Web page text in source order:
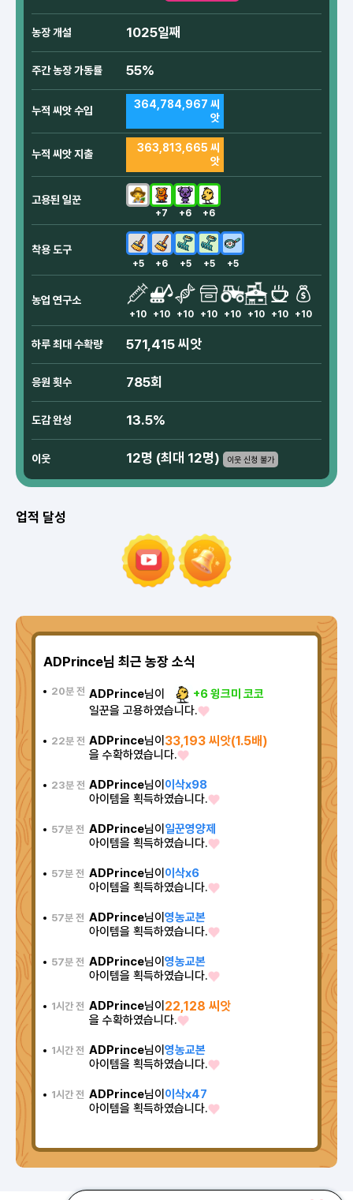
농장 개설 1025일째
주간 농장 가동률 55%
누적 씨앗 수입
364,784,967 씨
앗
누적 씨앗 지출
363,813,665 씨
앗
고용된 일꾼
+7 +6 +6
착용 도구
+5 +6 +5 +5 +5
농업 연구소
+10 +10 +10 +10 +10 +10 +10 +10
하루 최대 수확량 571,415 씨앗
응원 횟수 785회
도감 완성 13.5%
이웃 12명 (최대 12명) 이웃 신청 불가
업적 달성
ADPrince님 최근 농장 소식
20분 전 ADPrince님이
+6 윙크미 코코
일꾼을 고용하였습니다.
22분 전 ADPrince님이 33,193 씨앗(1.5배)
을 수확하였습니다.
23분 전 ADPrince님이 이삭x98
아이템을 획득하였습니다.
57분 전 ADPrince님이 일꾼영양제
아이템을 획득하였습니다.
57분 전 ADPrince님이 이삭x6
아이템을 획득하였습니다.
57분 전 ADPrince님이 영농교본
아이템을 획득하였습니다.
57분 전 ADPrince님이 영농교본
아이템을 획득하였습니다.
1시간 전 ADPrince님이 22,128 씨앗
을 수확하였습니다.
1시간 전 ADPrince님이 영농교본
아이템을 획득하였습니다.
1시간 전 ADPrince님이 이삭x47
아이템을 획득하였습니다.